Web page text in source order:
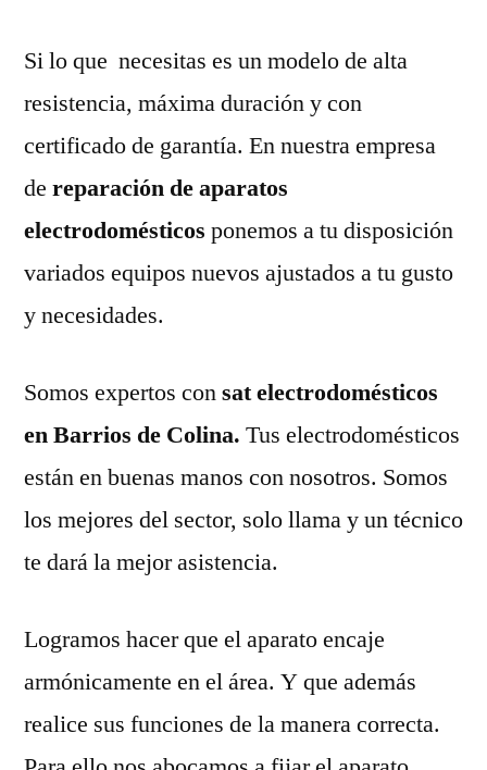
Si lo que necesitas es un modelo de alta
resistencia, máxima duración y con
certificado de garantía. En nuestra empresa
de reparación de aparatos
electrodomésticos ponemos a tu disposición
variados equipos nuevos ajustados a tu gusto
y necesidades.
Somos expertos consat electrodomésticos
en Barrios de Colina. Tus electrodomésticos
están en buenas manos con nosotros. Somos
los mejores del sector, solo llama y un técnico
te dará la mejor asistencia.
Logramos hacer que el aparato encaje
armónicamente en el área. Y que además
realice sus funciones de la manera correcta.